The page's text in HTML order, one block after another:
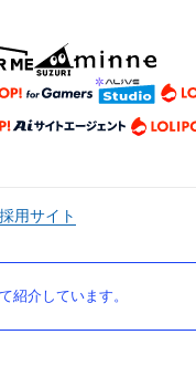
採用サイト
紹介しています。